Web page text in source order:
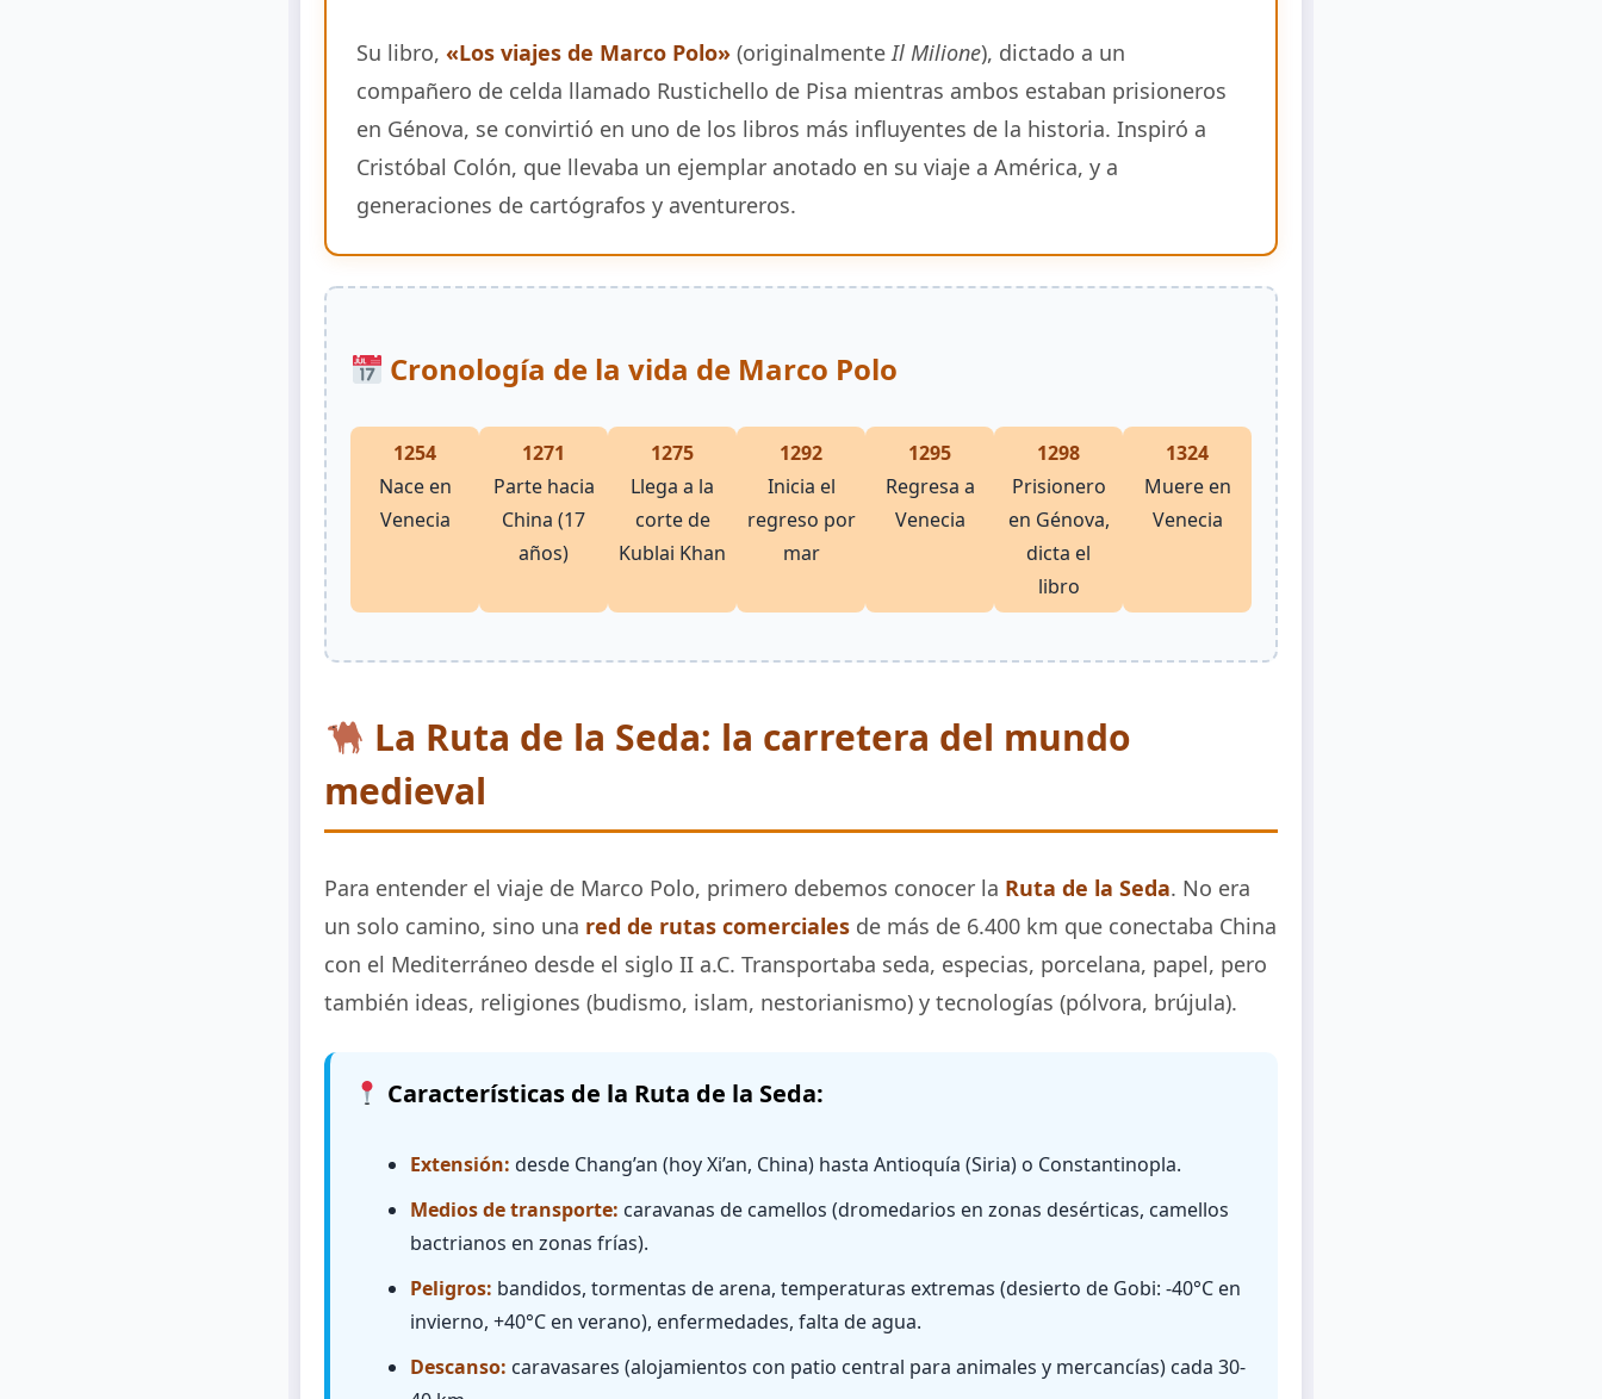
Su libro, «Los viajes de Marco Polo» (originalmenteIl Milione), dictado a un
compañero de celda llamado Rustichello de Pisa mientras ambos estaban prisioneros
en Génova, se convirtió en uno de los libros más influyentes de la historia. Inspiró a
Cristóbal Colón, que llevaba un ejemplar anotado en su viaje a América, y a
generaciones de cartógrafos y aventureros.
Cronología de la vida de Marco Polo
1254
Nace en
Venecia
1271
Parte hacia
China (17
años)
1275
Llega a la
corte de
Kublai Khan
1292
Inicia el
regreso por
mar
1295
Regresa a
Venecia
1298
Prisionero
en Génova,
dicta el
libro
1324
Muere en
Venecia
La Ruta de la Seda: la carretera del mundo
medieval
Para entender el viaje de Marco Polo, primero debemos conocer la Ruta de la Seda. No era
un solo camino, sino una red de rutas comerciales de más de 6.400 km que conectaba China
con el Mediterráneo desde el siglo II a.C. Transportaba seda, especias, porcelana, papel, pero
también ideas, religiones (budismo, islam, nestorianismo) y tecnologías (pólvora, brújula).
Características de la Ruta de la Seda:
Extensión: desde Chang’an (hoy Xi’an, China) hasta Antioquía (Siria) o Constantinopla.
Medios de transporte: caravanas de camellos (dromedarios en zonas desérticas, camellos
bactrianos en zonas frías).
Peligros: bandidos, tormentas de arena, temperaturas extremas (desierto de Gobi: -40°C en
invierno, +40°C en verano), enfermedades, falta de agua.
Descanso: caravasares (alojamientos con patio central para animales y mercancías) cada 30-